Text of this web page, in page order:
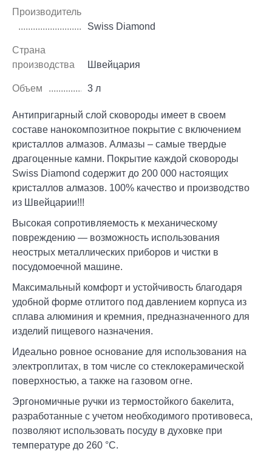
Производитель
Swiss Diamond
Страна
производства
Швейцария
Объем 3 л
Антипригарный слой сковороды имеет в своем
составе нанокомпозитное покрытие с включением
кристаллов алмазов. Алмазы – самые твердые
драгоценные камни. Покрытие каждой сковороды
Swiss Diamond содержит до 200 000 настоящих
кристаллов алмазов. 100% качество и производство
из Швейцарии!!!
Высокая сопротивляемость к механическому
повреждению — возможность использования
неострых металлических приборов и чистки в
посудомоечной машине.
Максимальный комфорт и устойчивость благодаря
удобной форме отлитого под давлением корпуса из
сплава алюминия и кремния, предназначенного для
изделий пищевого назначения.
Идеально ровное основание для использования на
электроплитах, в том числе со стеклокерамической
поверхностью, а также на газовом огне.
Эргономичные ручки из термостойкого бакелита,
разработанные с учетом необходимого противовеса,
позволяют использовать посуду в духовке при
температуре до 260 °С.